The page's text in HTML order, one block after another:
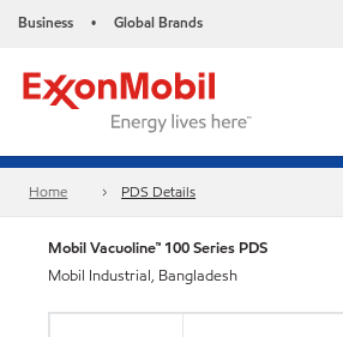
Business • Global Brands
Home PDS Details
Mobil Vacuoline™ 100 Series PDS
Mobil Industrial, Bangladesh